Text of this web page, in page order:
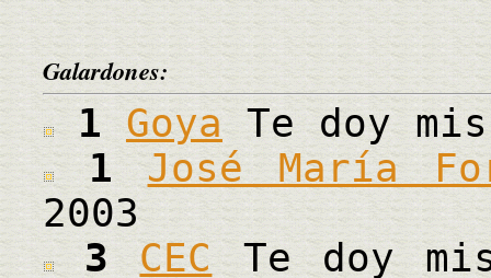
Galardones:
1GoyaTe doy
1José María
2003
3CECTe doy